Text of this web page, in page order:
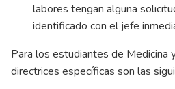
labores tengan alguna
identificado con el jefe
Para los estudiantes de Medicina
directrices específicas son las